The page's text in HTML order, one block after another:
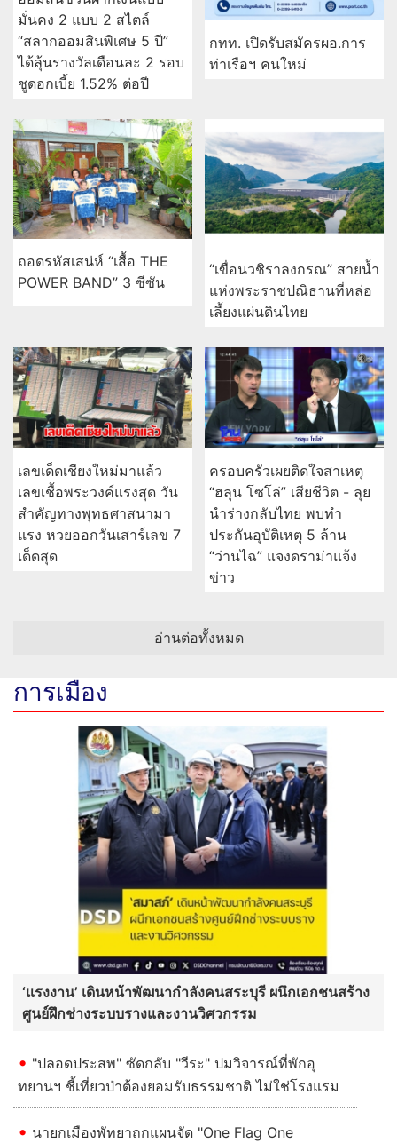
มั่นคง 2 แบบ 2 สไตล์
“สลากออมสินพิเศษ 5 ปี”
ได้ลุ้นรางวัลเดือนละ 2 รอบ
ชูดอกเบี้ย 1.52% ต่อปี
กทท. เปิดรับสมัครผอ.การ
ท่าเรือฯ คนใหม่
ถอดรหัสเสน่ห์ “เสื้อ THE
POWER BAND” 3 ซีซัน
“เขื่อนวชิราลงกรณ” สายน้ำ
แห่งพระราชปณิธานที่หล่อ
เลี้ยงแผ่นดินไทย
เลขเด็ดเชียงใหม่มาแล้ว
เลขเชื้อพระวงค์แรงสุด วัน
สำคัญทางพุทธศาสนามา
แรง หวยออกวันเสาร์เลข 7
เด็ดสุด
ครอบครัวเผยติดใจสาเหตุ
“ฮลุน โซโล่” เสียชีวิต - ลุย
นำร่างกลับไทย พบทำ
ประกันอุบัติเหตุ 5 ล้าน
“ว่านไฉ” แจงดราม่าแจ้ง
ข่าว
อ่านต่อทั้งหมด
การเมือง
‘แรงงาน’ เดินหน้าพัฒนากำลังคนสระบุรี ผนึกเอกชนสร้าง
ศูนย์ฝึกช่างระบบรางและงานวิศวกรรม
"ปลอดประสพ" ซัดกลับ "วีระ" ปมวิจารณ์ที่พักอุ
ทยานฯ ชี้เที่ยวป่าต้องยอมรับธรรมชาติ ไม่ใช่โรงแรม
นายกเมืองพัทยาถกแผนจัด "One Flag One